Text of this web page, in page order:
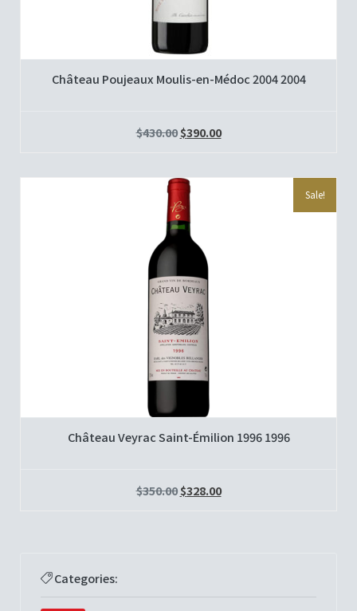
Château Poujeaux Moulis-en-Médoc 2004 2004
$430.00$390.00
Sale!
Château Veyrac Saint-Émilion 1996 1996
$350.00$328.00
Categories: